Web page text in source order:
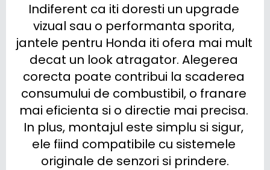
Indiferent ca iti doresti un upgrade
vizual sau o performanta sporita,
jantele pentru Honda iti ofera mai mult
decat un look atragator. Alegerea
corecta poate contribui la scaderea
consumului de combustibil, o franare
mai eficienta si o directie mai precisa.
In plus, montajul este simplu si sigur,
ele fiind compatibile cu sistemele
originale de senzori si prindere.